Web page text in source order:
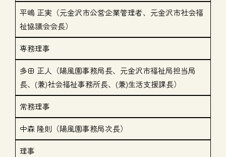
平嶋 正実（元金沢市公営企業管理者、元金沢市社会福
祉協議会会長）
専務理事
多田 正人（陽風園事務局長、元金沢市福祉局担当局
長、(兼)社会福祉事務所長、(兼)生活支援課長）
常務理事
中森 隆則（陽風園事務局次長）
理事